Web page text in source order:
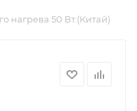
нагрева 50 Вт.(Китай)